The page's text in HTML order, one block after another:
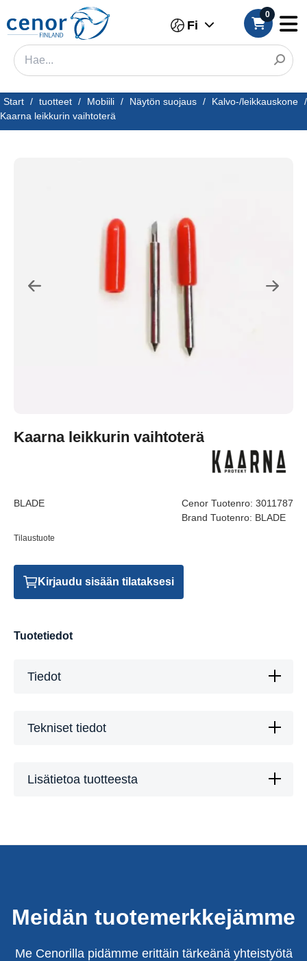
Fi
0
Start / tuotteet / Mobiili / Näytön suojaus / Kalvo-/leikkauskone /
Kaarna leikkurin vaihtoterä
Kaarna leikkurin vaihtoterä
BLADE Cenor Tuotenro: 3011787
Brand Tuotenro: BLADE
Tilaustuote
Kirjaudu sisään tilataksesi
Tuotetiedot
Tiedot
Tekniset tiedot
Lisätietoa tuotteesta
Meidän tuotemerkkejämme
Me Cenorilla pidämme erittäin tärkeänä yhteistyötä